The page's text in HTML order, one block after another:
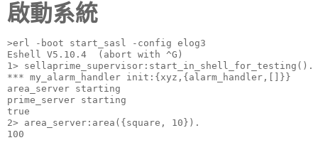
啟動系統
>erl -boot start_sasl -config elog3
Eshell V5.10.4  (abort with ^G)
1> sellaprime_supervisor:start_in_shell_for_testing().
*** my_alarm_handler init:{xyz,{alarm_handler,[]}}
area_server starting
prime_server starting
true
2> area_server:area({square, 10}).
100